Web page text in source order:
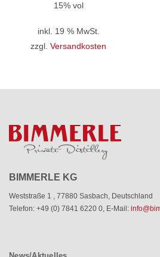
15% vol
inkl. 19 % MwSt.
zzgl. Versandkosten
BIMMERLE KG
Weststraße 1 77880 Sasbach
Deutschland
Telefon: +49 (0) 7841 6220 0
E-Mail: